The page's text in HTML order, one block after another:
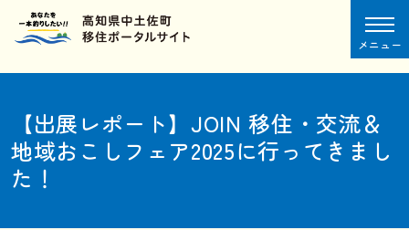
メニュー
【出展レポート】JOIN 移住・交流＆
地域おこしフェア2025に行ってきまし
た！